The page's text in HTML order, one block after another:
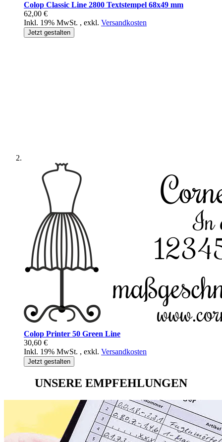
Colop Classic Line 2800 Textstempel 68x49 mm
62,00 €
Inkl. 19% MwSt. , exkl. Versandkosten
Jetzt gestalten
Colop Printer 50 Green Line
30,60 €
Inkl. 19% MwSt. , exkl. Versandkosten
Jetzt gestalten
UNSERE EMPFEHLUNGEN